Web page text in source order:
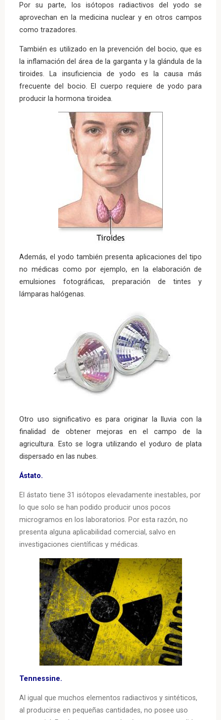
Por su parte, los isótopos radiactivos del yodo se
aprovechan en la medicina nuclear y en otros campos
como trazadores.
También es utilizado en la prevención del bocio, que es
la inflamación del área de la garganta y la glándula de la
tiroides. La insuficiencia de yodo es la causa más
frecuente del bocio. El cuerpo requiere de yodo para
producir la hormona tiroidea.
Además, el yodo también presenta aplicaciones del tipo
no médicas como por ejemplo, en la elaboración de
emulsiones fotográficas, preparación de tintes y
lámparas halógenas.
Otro uso significativo es para originar la lluvia con la
finalidad de obtener mejoras en el campo de la
agricultura. Esto se logra utilizando el yoduro de plata
dispersado en las nubes.
Ástato.
El ástato tiene 31 isótopos elevadamente inestables, por
lo que solo se han podido producir unos pocos
microgramos en los laboratorios. Por esta razón, no
presenta alguna aplicabilidad comercial, salvo en
investigaciones científicas y médicas.
Tennessine.
Al igual que muchos elementos radiactivos y sintéticos,
al producirse en pequeñas cantidades, no posee uso